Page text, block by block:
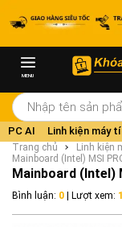
MENU
PC AI Linh kiện máy
Trang chủ Linh kiện
Mainboard (Intel) MSI
Mainboard (Intel)
Bình luận: 0 | Lượt xem: